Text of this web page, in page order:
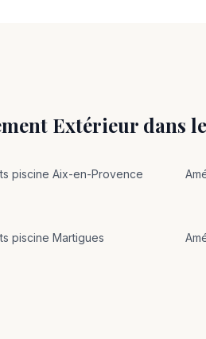
Extérieur dans
piscine Aix-en-Provence
piscine Martigues